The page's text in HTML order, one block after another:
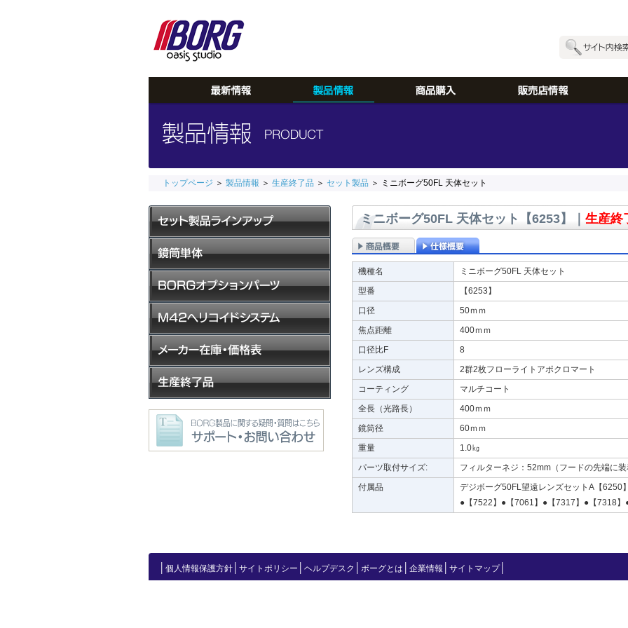
トップページ ＞ 製品情報 ＞ 生産終了品 ＞ セット製品 ＞ ミニボーグ50FL 天体セット
ミニボーグ50FL 天体セット 【6253】 生産終
機種名
ミニボーグ50FL 天体セット
型番
【6253】
口径
50ｍｍ
焦点距離
400ｍｍ
口径比F
8
レンズ構成
2群2枚フローライトアポクロマート
コーティング
マルチコート
全長（光路長）
400ｍｍ
鏡筒径
60ｍｍ
重量
1.0㎏
パーツ取付サイズ:
フィルターネジ：52mm（フードの先端に
付属品
デジボーグ50FL望遠レンズセットA【6250
●【7522】●【7061】●【7317】●【7318】
個人情報保護方針 サイトポリシー ヘルプデスク ボーグとは 企業情報 サイトマップ│